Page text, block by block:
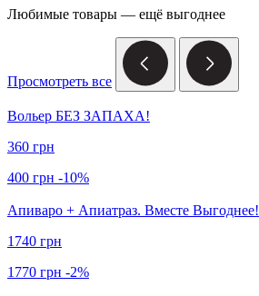
Любимые товары — ещё выгоднее
Просмотреть все
Вольер БЕЗ ЗАПАХА!
360 грн
400 грн -10%
Апиваро + Апиатраз. Вместе Выгоднее!
1740 грн
1770 грн -2%